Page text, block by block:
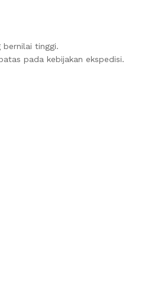
tinggi.
pada kebijakan ekspedisi.